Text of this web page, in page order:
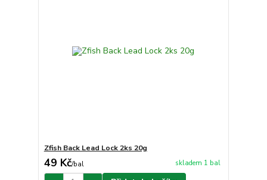
Zfish Back Lead Lock 2ks 20g
49 Kč/bal skladem 1 bal